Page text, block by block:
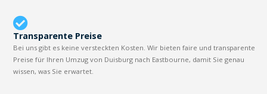
Transparente Preise
Bei uns gibt es keine versteckten Kosten. Wir bieten faire und transparente
Preise für Ihren Umzug von Duisburg nach Eastbourne, damit Sie genau
wissen, was Sie erwartet.